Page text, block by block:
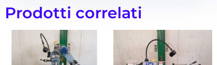
Prodotti correlati